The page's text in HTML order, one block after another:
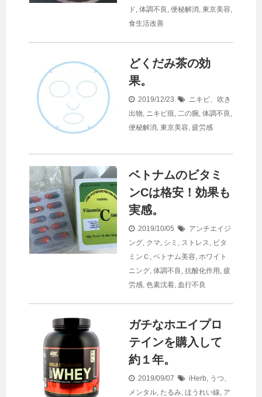
ド, 体調不良 , 便秘解消, 東京美容,
食生活改善
どくだみ茶の効
果。
2019/12/23
ニキビ、吹き
出物, ニキビ痕, 二の腕, 体調不良 ,
便秘解消, 東京美容, 疲労感
ベトナムのビタミ
ンCは格安！効果も
実感。
2019/10/05
アンチエイジ
ング, クマ, シミ , ストレス, ビタ
ミンＣ , ベトナム美容, ホワイト
ニング, 体調不良 , 抗酸化作用 , 疲
労感, 色素沈着, 血行不良
ガチなホエイプロ
テインを購入して
約１年。
2019/09/07 iHerb, うつ、
メンタル, たるみ, ほうれい線, ア